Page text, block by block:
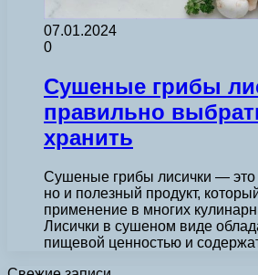
07.01.2024
0
Сушеные грибы
правильно
хранить
Сушеные грибы лисички — это
но и полезный продукт,
применение в многих
Лисички в сушеном виде
пищевой ценностью и